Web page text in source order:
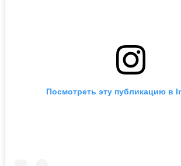
Посмотреть эту публикацию в